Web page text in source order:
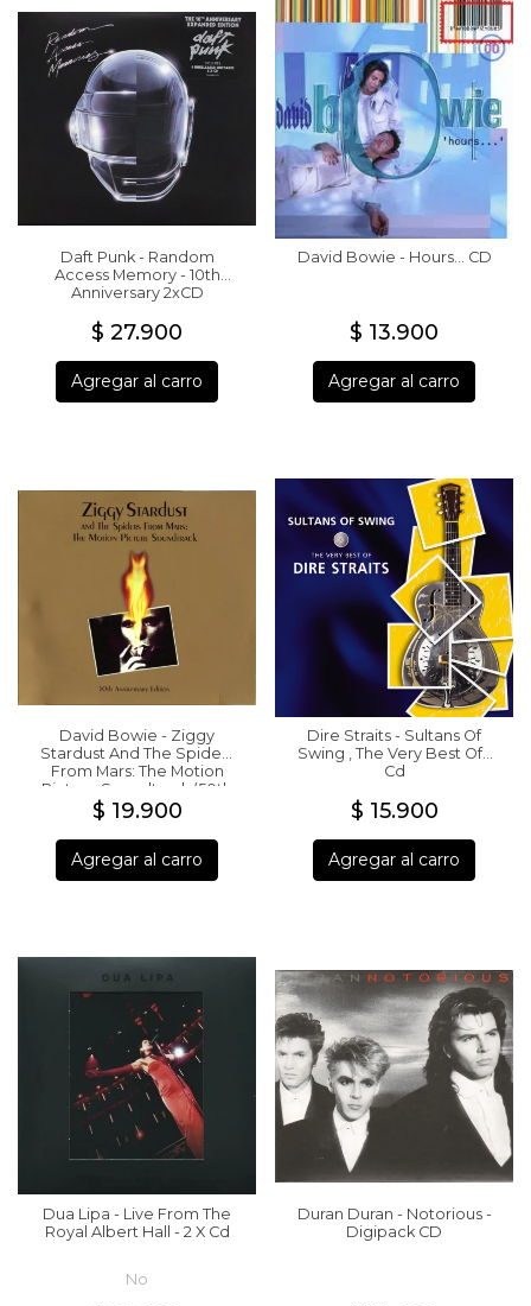
Daft Punk - Random
Access Memory - 10th
Anniversary 2xCD
$ 27.900
Agregar al carro
David Bowie - Hours... CD
$ 13.900
Agregar al carro
David Bowie - Ziggy
Stardust And The Spiders
From Mars: The Motion
Picture Soundtrack (50th
Anniversary Edition) CD
$ 19.900
Agregar al carro
Dire Straits - Sultans Of
Swing , The Very Best Of -
Cd
$ 15.900
Agregar al carro
Dua Lipa - Live From The
Royal Albert Hall - 2 X Cd
No
Duran Duran - Notorious -
Digipack CD